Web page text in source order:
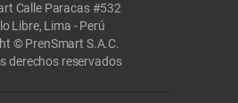
Calle Paracas #532
Libre, Lima - Perú
© PrenSmart S.A.C.
derechos reservados